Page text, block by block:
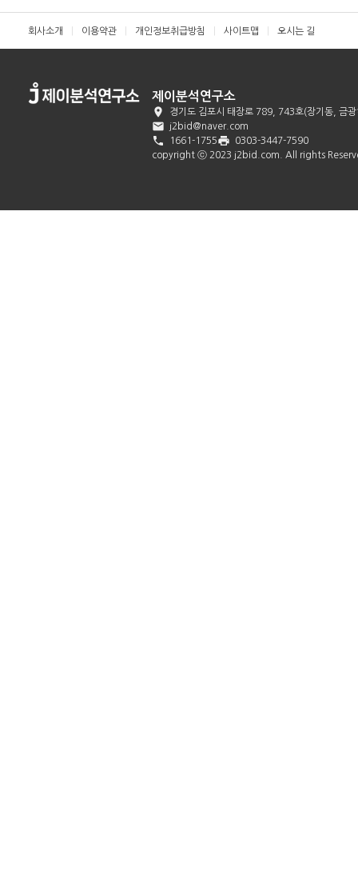
회사소개 이용약관 개인정보취급방침 사이트맵 오시는 길
제이분석연구소
 경기도 김포시 태장로 789, 743호(장기동, 금
 j2bid@naver.com
 1661-1755print
0303-3447-7590
copyright ⓒ 2023 j2bid.com. All rights